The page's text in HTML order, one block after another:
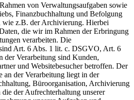
von Verwaltungsaufgaben sowie
Finanzbuchhaltung und Befolgung
wie z.B. der Archivierung. Hierbei
die wir im Rahmen der Erbringung
verarbeiten. Die
Art. 6 Abs. 1 lit. c. DSGVO, Art. 6
Verarbeitung sind Kunden,
und Websitebesucher betroffen. Der
an der Verarbeitung liegt in der
Büroorganisation, Archivierung
der Aufrechterhaltung unserer